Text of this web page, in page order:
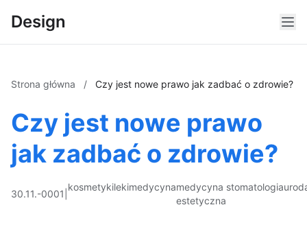
Design
Strona główna / Czy jest nowe prawo jak zadbać o zdrowie?
Czy jest nowe prawo
jak zadbać o zdrowie?
30.11.-0001
kosmetykilekimedycynamedycyna
estetyczna
stomatologia